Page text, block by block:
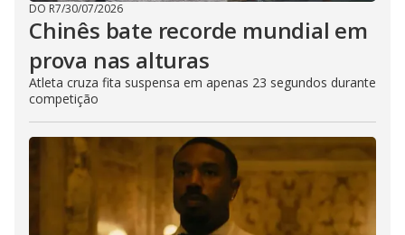
DO R7/30/07/2026
Chinês bate recorde mundial em
prova nas alturas
Atleta cruza fita suspensa em apenas 23 segundos durante
competição